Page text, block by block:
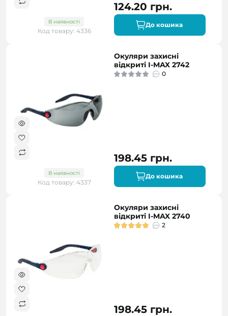
В наявності
Код товару: 4336
124.20 грн.
До кошика
В наявності
Код товару: 4337
Окуляри захисні
відкриті I-MAX 2742
0
198.45 грн.
До кошика
Окуляри захисні
відкриті I-MAX 2740
2
198.45 грн.